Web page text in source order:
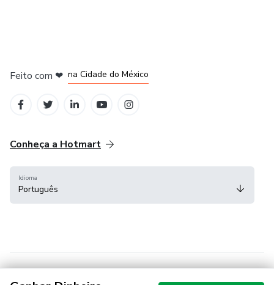
Feito com ❤ na Cidade do México
Conheça a Hotmart
Idioma
Português